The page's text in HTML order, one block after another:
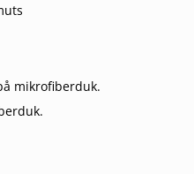
mikrofiberduk.